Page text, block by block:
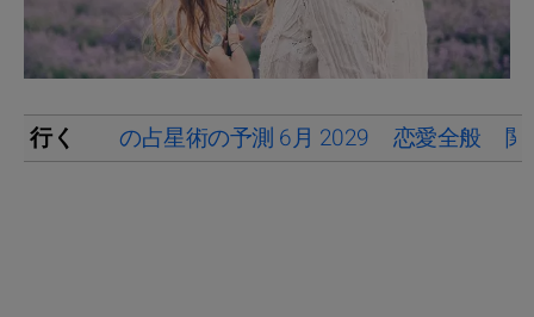
行く の占星術の予測 6月 2029 恋愛全般 関